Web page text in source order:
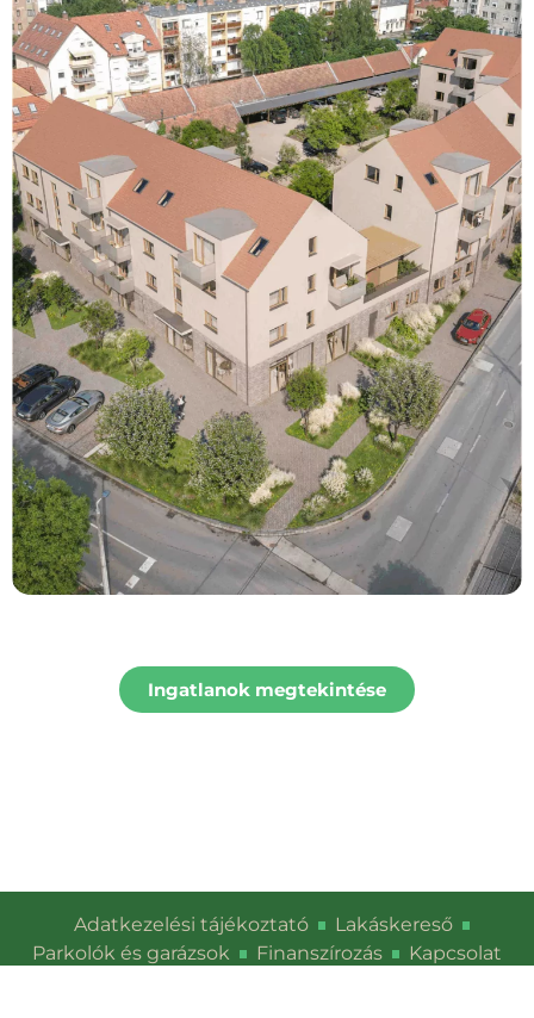
Ingatlanok megtekintése
Adatkezelési tájékoztató
Lakáskereső
Parkolók és garázsok
Finanszírozás Kapcsolat